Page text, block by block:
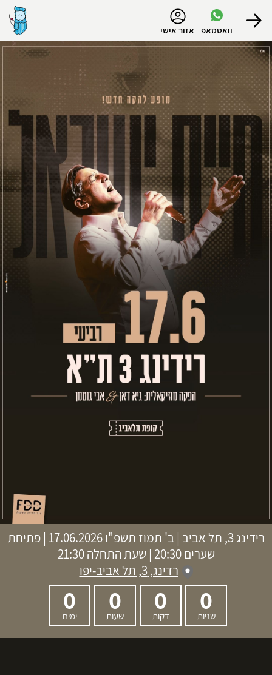
וואטסאפ אזור אישי
הפרופיל שלי
התנתק
רידינג 3, תל אביב |ב' תמוז תשפ"ו
17.06.2026 | פתיחת
שערים 20:30 | שעת התחלה 21:30
רדינג, 3, תל אביב-יפו
0
שניות
0
דקות
0
שעות
0
ימים